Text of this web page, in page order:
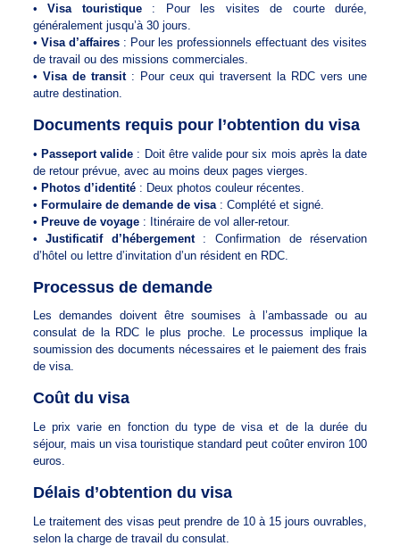
•Visa touristique: Pour les visites de courte durée,
généralement jusqu’à 30 jours.
• Visa d’affaires: Pour les professionnels effectuant des visites
de travail ou des missions commerciales.
• Visa de transit: Pour ceux qui traversent la RDC vers une
autre destination.
Documents requis pour l’obtention du visa
•Passeport valide : Doit être valide pour six mois après la date
de retour prévue, avec au moins deux pages vierges.
• Photos d’identité: Deux photos couleur récentes.
• Formulaire de demande de visa: Complété et signé.
• Preuve de voyage: Itinéraire de vol aller-retour.
•Justificatif d’hébergement: Confirmation de réservation
d’hôtel ou lettre d’invitation d’un résident en RDC.
Processus de demande
Les demandes doivent être soumises à l’ambassade ou au
consulat de la RDC le plus proche. Le processus implique la
soumission des documents nécessaires et le paiement des frais
de visa.
Coût du visa
Le prix varie en fonction du type de visa et de la durée du
séjour, mais un visa touristique standard peut coûter environ 100
euros.
Délais d’obtention du visa
Le traitement des visas peut prendre de 10 à 15 jours ouvrables,
selon la charge de travail du consulat.